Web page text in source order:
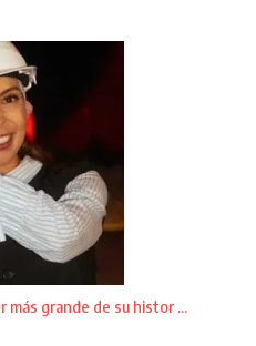
más grande de su histor ...